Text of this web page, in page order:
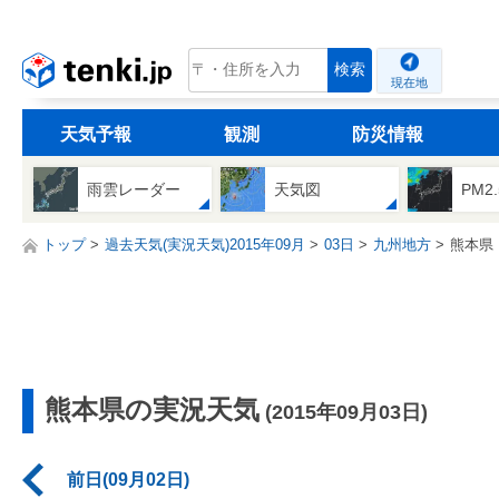
tenki.jp 検索
現在地
天気予報 観測 防災情報
雨雲レーダー 天気図
トップ 過去天気(実況天気)2015年09月 03日 九州地方 熊本県
熊本県の実況天気 (2015年09月03日)
前日(09月02日)